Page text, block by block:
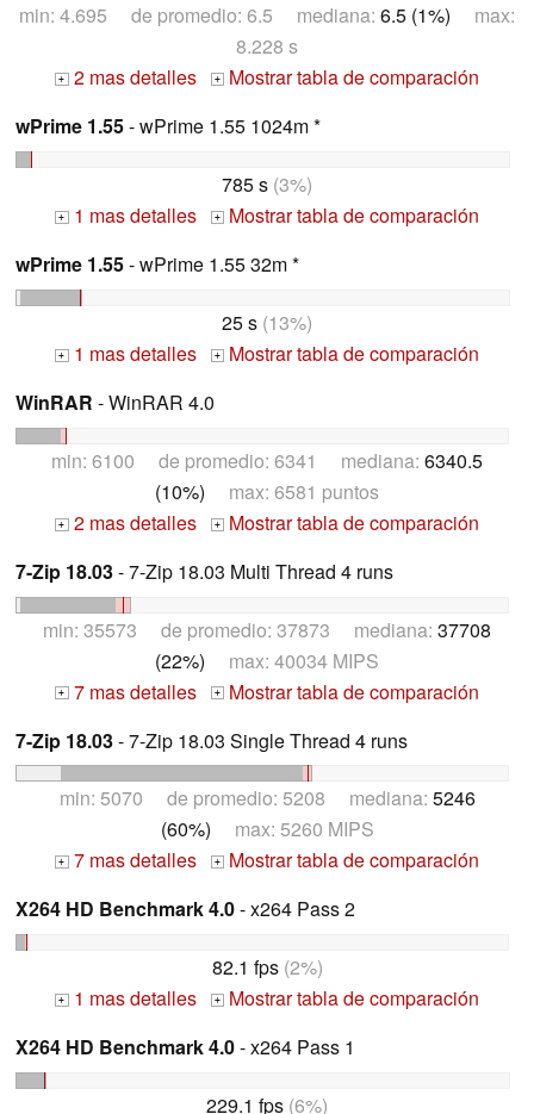
min: 4.695 de promedio: 6.5 mediana: 6.5 (1%) max:
8.228 s
+ 2 mas detalles +
Mostrar tabla de comparación
wPrime 1.55- wPrime 1.55 1024m *
785 s (3%)
+ 1 mas detalles +
Mostrar tabla de comparación
wPrime 1.55- wPrime 1.55 32m *
25 s (13%)
+ 1 mas detalles +
Mostrar tabla de comparación
WinRAR - WinRAR 4.0
min: 6100 de promedio: 6341 mediana: 6340.5
(10%) max: 6581 puntos
+ 2 mas detalles +
Mostrar tabla de comparación
7-Zip 18.03- 7-Zip 18.03 Multi Thread 4 runs
min: 35573 de promedio: 37873 mediana: 37708
(22%) max: 40034 MIPS
+ 7 mas detalles +
Mostrar tabla de comparación
7-Zip 18.03- 7-Zip 18.03 Single Thread 4 runs
min: 5070 de promedio: 5208 mediana: 5246
(60%) max: 5260 MIPS
+ 7 mas detalles +
Mostrar tabla de comparación
X264 HD Benchmark 4.0- x264 Pass 2
82.1 fps(2%)
+ 1 mas detalles +
Mostrar tabla de comparación
X264 HD Benchmark 4.0- x264 Pass 1
229.1 fps (6%)